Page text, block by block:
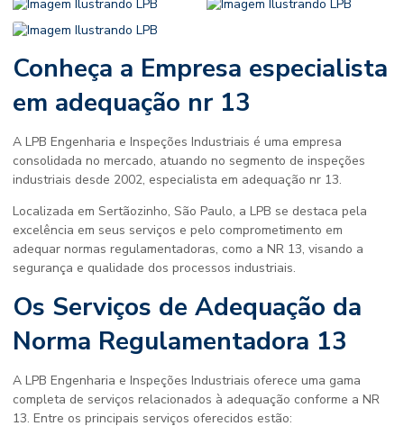
Conheça a Empresa especialista
em adequação nr 13
A LPB Engenharia e Inspeções Industriais é uma empresa
consolidada no mercado, atuando no segmento de inspeções
industriais desde 2002, especialista em adequação nr 13.
Localizada em Sertãozinho, São Paulo, a LPB se destaca pela
excelência em seus serviços e pelo comprometimento em
adequar normas regulamentadoras, como a NR 13, visando a
segurança e qualidade dos processos industriais.
Os Serviços de Adequação da
Norma Regulamentadora 13
A LPB Engenharia e Inspeções Industriais oferece uma gama
completa de serviços relacionados à adequação conforme a NR
13. Entre os principais serviços oferecidos estão: